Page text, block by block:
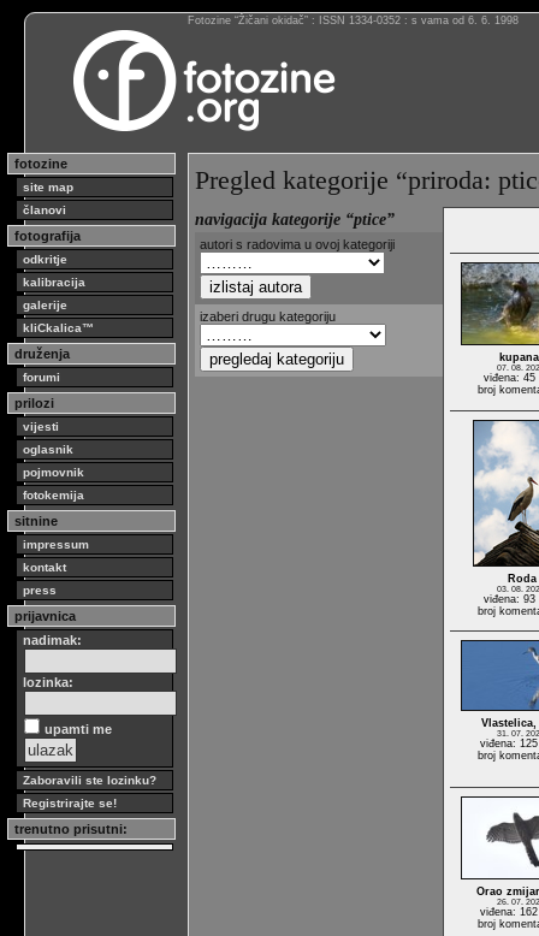
Fotozine “Žičani okidač” : ISSN 1334-0352 : s vama od 6. 6. 1998
fotozine
site map
članovi
fotografija
odkritje
kalibracija
galerije
kliCkalica™
druženja
forumi
prilozi
vijesti
oglasnik
pojmovnik
fotokemija
sitnine
impressum
kontakt
press
prijavnica
nadimak:
lozinka:
upamti me
Zaboravili ste lozinku?
Registrirajte se!
trenutno prisutni:
Pregled kategorije “priroda:
navigacija kategorije “ptice”
autori s radovima u ovoj kategoriji
izaberi drugu kategoriju
07. 08.
viđena: 45
broj
Roda
03. 08.
viđena: 93
broj
31. 07.
viđena:
broj
Orao
26. 07.
viđena:
broj